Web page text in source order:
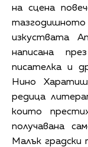
на сцена
изкуствата
написана
писателка и
Нино
редица
които
получавана
Малък